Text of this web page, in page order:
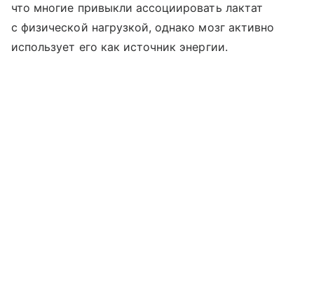
что многие привыкли ассоциировать лактат
с физической нагрузкой, однако мозг активно
использует его как источник энергии.